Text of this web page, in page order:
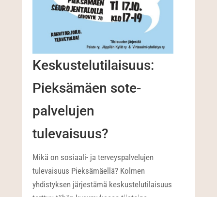
Keskustelutilaisuus:
Pieksämäen sote-
palvelujen
tulevaisuus?
Mikä on sosiaali- ja terveyspalvelujen
tulevaisuus Pieksämäellä? Kolmen
yhdistyksen järjestämä keskustelutilaisuus